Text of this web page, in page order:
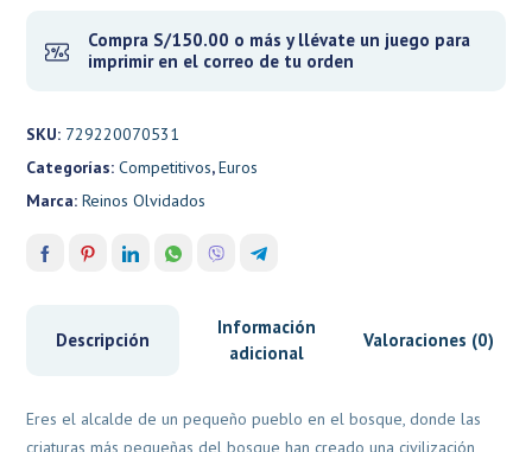
Compra S/150.00 o más y llévate un juego para
imprimir en el correo de tu orden
SKU: 729220070531
Categorías:Competitivos,Euros
Marca:Reinos Olvidados
Descripción
Información
adicional
Valoraciones (0)
Eres el alcalde de un pequeño pueblo en el bosque, donde las
criaturas más pequeñas del bosque han creado una civilización